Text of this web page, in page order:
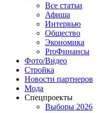
Все статьи
Афиша
Интервью
Общество
Экономика
ProФинансы
Фото/Видео
Стройка
Новости партнеров
Мода
Спецпроекты
Выборы 2026